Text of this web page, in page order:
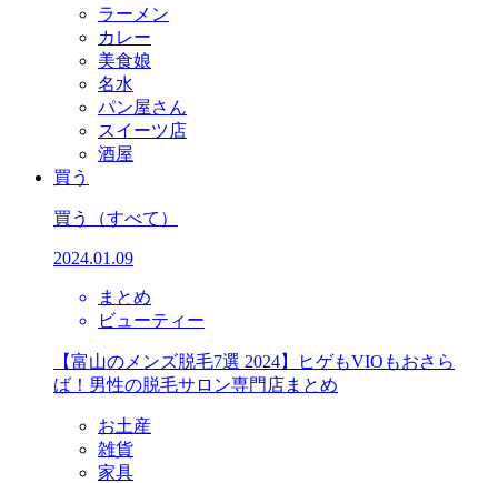
ラーメン
カレー
美食娘
名水
パン屋さん
スイーツ店
酒屋
買う
買う （すべて）
2024.01.09
まとめ
ビューティー
【富山のメンズ脱毛7選 2024】ヒゲもVIOもおさら
ば！男性の脱毛サロン専門店まとめ
お土産
雑貨
家具